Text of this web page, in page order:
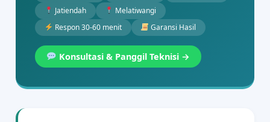
Jatiendah
Melatiwangi
Respon 30-60 menit
Garansi Hasil
Konsultasi & Panggil Teknisi →